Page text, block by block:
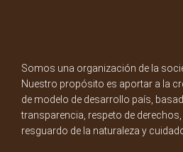
Somos una organización de la
Nuestro propósito es aportar a la
de modelo de desarrollo país,
transparencia, respeto de derechos,
resguardo de la naturaleza y